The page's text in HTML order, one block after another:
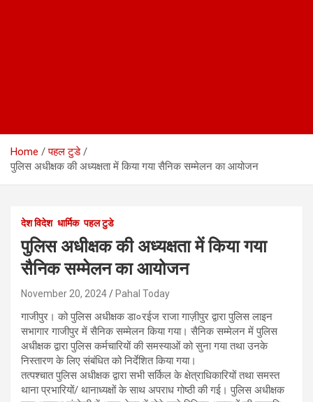
Home
पहल टुडे
पुलिस अधीक्षक की अध्यक्षता में किया गया सैनिक सम्मेलन का आयोजन
देश विदेश धार्मिक पहल टुडे
पुलिस अधीक्षक की अध्यक्षता में किया गया
सैनिक सम्मेलन का आयोजन
November 20, 2024 Pahal Today
गाजीपुर। को पुलिस अधीक्षक डा०रईज राजा गाज़ीपुर द्वारा पुलिस लाइन
सभागार गाजीपुर में सैनिक सम्मेलन किया गया। सैनिक सम्मेलन में पुलिस
अधीक्षक द्वारा पुलिस कर्मचारियों की समस्याओं को सुना गया तथा उनके
निस्तारण के लिए संबंधित को निर्देशित किया गया।
तत्पश्चात पुलिस अधीक्षक द्वारा सभी सर्किल के क्षेत्राधिकारियों तथा समस्त
थाना प्रभारियों/ थानाध्यक्षों के साथ अपराध गोष्ठी की गई। पुलिस अधीक्षक